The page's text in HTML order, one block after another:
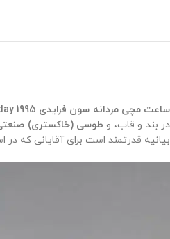
ساعت مچی مردانه سون فرایدی 1995 Sevenfriday
در بند و قاب، و طوسی (خاکستری)
بیانیه قدرتمند است برای آقایانی که